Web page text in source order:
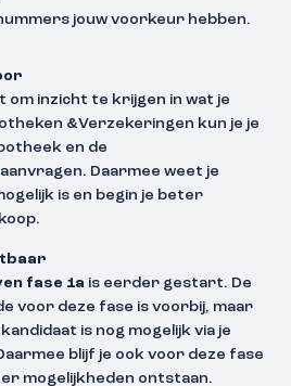
jouw voorkeur hebben.
om inzicht te krijgen in wat je
&Verzekeringen kun je je
en de
aanvragen. Daarmee weet je
is en begin je beter
fase 1a is eerder gestart. De
voor deze fase is voorbij, maar
is nog mogelijk via je
blijf je ook voor deze fase
mogelijkheden ontstaan.